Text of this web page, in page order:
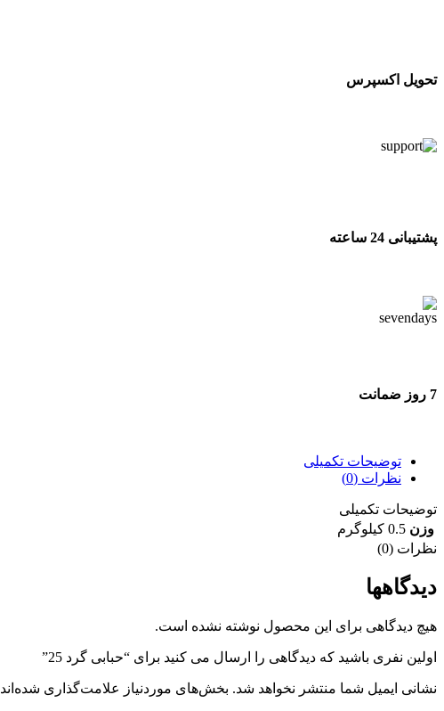
تحویل اکسپرس
پشتیبانی 24 ساعته
7 روز ضمانت
توضیحات تکمیلی
نظرات (0)
توضیحات تکمیلی
وزن 0.5 کیلوگرم
نظرات (0)
دیدگاهها
هیچ دیدگاهی برای این محصول نوشته نشده است.
اولین نفری باشید که دیدگاهی را ارسال می کنید برای “حبابی گرد 25”
نشانی ایمیل شما منتشر نخواهد شد. بخش‌های موردنیاز علامت‌گذاری شده‌اند